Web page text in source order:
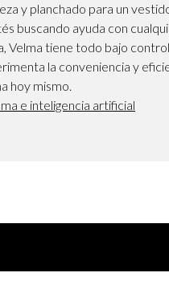
y planchado para un
buscando ayuda con
Velma tiene todo bajo
la conveniencia y
hoy mismo.
e inteligencia artificial